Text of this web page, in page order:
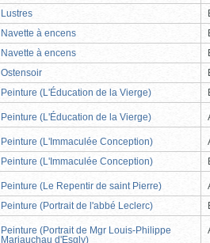
Lustres
Navette à encens
Navette à encens
Ostensoir
Peinture (L'Éducation de la Vierge)
Peinture (L'Éducation de la Vierge)
Peinture (L'Immaculée Conception)
Peinture (L'Immaculée Conception)
Peinture (Le Repentir de saint Pierre)
Peinture (Portrait de l'abbé Leclerc)
Peinture (Portrait de Mgr Louis-Philippe
Mariauchau d'Esgly)